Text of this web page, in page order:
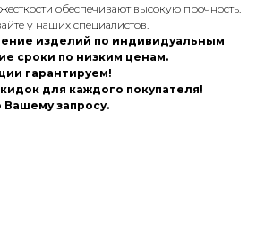
обеспечивают высокую прочность.
у наших специалистов.
изделий по индивидуальным
сроки по низким ценам.
гарантируем!
для каждого покупателя!
запросу.